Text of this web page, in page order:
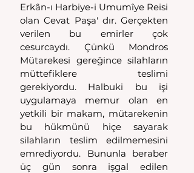
Erkân-ı Harbiye-i Umumîye Reisi
olan Cevat Paşa' dır. Gerçekten
verilen bu emirler çok
cesurcaydı. Çünkü Mondros
Mütarekesi gereğince silahların
müttefiklere  teslimi
gerekiyordu. Halbuki bu işi
uygulamaya memur olan en
yetkili bir makam, mütarekenin
bu hükmünü hiçe sayarak
silahların teslim edilmemesini
emrediyordu. Bununla beraber
üç gün sonra işgal edilen